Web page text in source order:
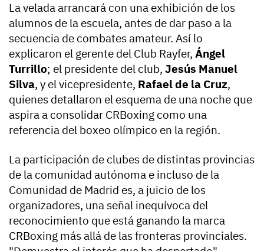
La velada arrancará con una exhibición de los
alumnos de la escuela, antes de dar paso a la
secuencia de combates amateur. Así lo
explicaron el gerente del Club Rayfer, Ángel
Turrillo; el presidente del club, Jesús Manuel
Silva, y el vicepresidente, Rafael de la Cruz,
quienes detallaron el esquema de una noche que
aspira a consolidar CRBoxing como una
referencia del boxeo olímpico en la región.
La participación de clubes de distintas provincias
de la comunidad autónoma e incluso de la
Comunidad de Madrid es, a juicio de los
organizadores, una señal inequívoca del
reconocimiento que está ganando la marca
CRBoxing más allá de las fronteras provinciales.